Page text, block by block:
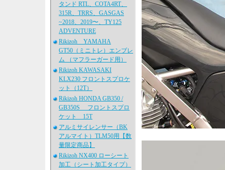
タンド RTL、COTA4RT、
315R、TRRS、GASGAS
~2018、2019〜、TY125
ADVENTURE
Rikizoh YAMAHA
GT50（ミニトレ）エンブレ
ム （マフラーガード用）
Rikizoh KAWASAKI
KLX230 フロントスプロケ
ット（12T）
Rikizoh HONDA GB350 /
GB350S フロントスプロ
ケット 15T
アルミサイレンサー（BK
アルマイト）TLM50用【数
量限定商品】
Rikizoh NX400 ローシート
加工（シート加工タイプ）